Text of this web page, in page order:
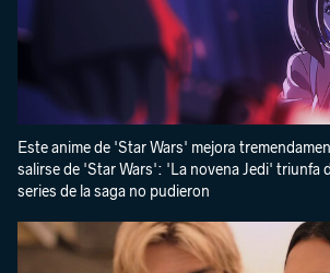
Este anime de 'Star Wars' mejora
salirse de 'Star Wars': 'La novena Jedi' triunfa
series de la saga no pudieron